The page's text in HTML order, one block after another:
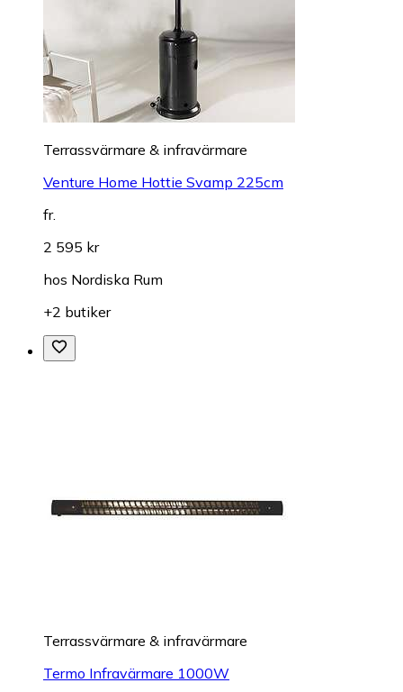
Terrassvärmare & infravärmare
Venture Home Hottie Svamp 225cm
fr.
2 595 kr
hos Nordiska Rum
+2 butiker
Terrassvärmare & infravärmare
Termo Infravärmare 1000W